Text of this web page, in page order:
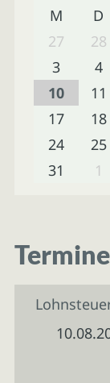
M D
27
28
3
4
10
11
17
18
24
25
31
1
Termine